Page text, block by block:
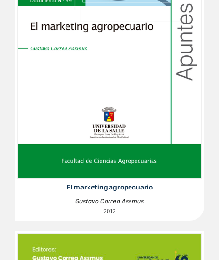
El marketing agropecuario
Gustavo Correa Assmus
2012